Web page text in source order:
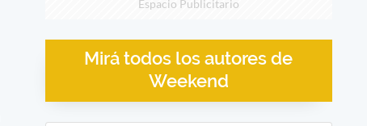
Espacio Publicitario
Mirá todos los autores de
Weekend